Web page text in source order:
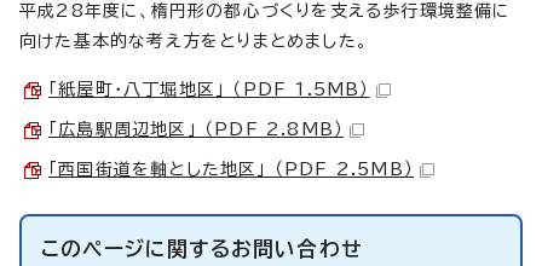
平成28年度に、楕円形の都心づくりを支える歩行環境整備に
向けた基本的な考え方をとりまとめました。
「紙屋町・八丁堀地区」 （PDF 1.5MB）
「広島駅周辺地区」 （PDF 2.8MB）
「西国街道を軸とした地区」 （PDF 2.5MB）
このページに関するお問い合わせ